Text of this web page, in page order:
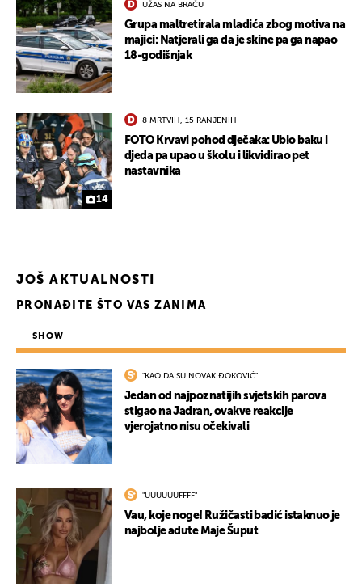
UŽAS NA BRAČU
Grupa maltretirala mladića zbog motiva na
majici: Natjerali ga da je skine pa ga napao
18-godišnjak
14
8 MRTVIH, 15 RANJENIH
FOTO Krvavi pohod dječaka: Ubio baku i
djeda pa upao u školu i likvidirao pet
nastavnika
JOŠ AKTUALNOSTI
PRONAĐITE ŠTO VAS ZANIMA
SHOW
"KAO DA SU NOVAK ĐOKOVIĆ"
Jedan od najpoznatijih svjetskih parova
stigao na Jadran, ovakve reakcije
vjerojatno nisu očekivali
"UUUUUUFFFF"
Vau, koje noge! Ružičasti badić istaknuo je
najbolje adute Maje Šuput
UKLJUČITE NOTIFIKACIJE